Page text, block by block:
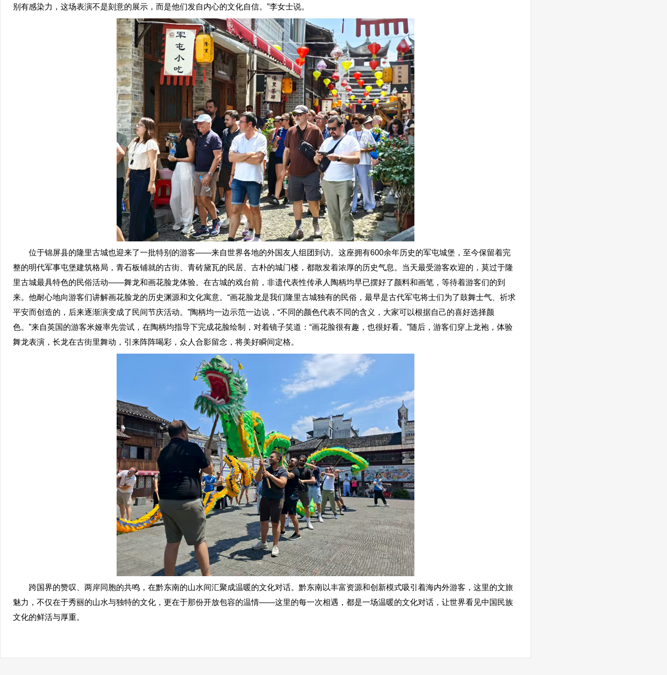
别有感染力，这场表演不是刻意的展示，而是他们发自内心的文化自信。”李女士说。
位于锦屏县的隆里古城也迎来了一批特别的游客——来自世界各地的外国友人组团到访。这座拥有600余年历史的军屯城堡，至今保留着完
整的明代军事屯堡建筑格局，青石板铺就的古街、青砖黛瓦的民居、古朴的城门楼，都散发着浓厚的历史气息。当天最受游客欢迎的，莫过于隆
里古城最具特色的民俗活动——舞龙和画花脸龙体验。在古城的戏台前，非遗代表性传承人陶柄均早已摆好了颜料和画笔，等待着游客们的到
来。他耐心地向游客们讲解画花脸龙的历史渊源和文化寓意。“画花脸龙是我们隆里古城独有的民俗，最早是古代军屯将士们为了鼓舞士气、祈求
平安而创造的，后来逐渐演变成了民间节庆活动。”陶柄均一边示范一边说，“不同的颜色代表不同的含义，大家可以根据自己的喜好选择颜
色。”来自英国的游客米娅率先尝试，在陶柄均指导下完成花脸绘制，对着镜子笑道：“画花脸很有趣，也很好看。”随后，游客们穿上龙袍，体验
舞龙表演，长龙在古街里舞动，引来阵阵喝彩，众人合影留念，将美好瞬间定格。
跨国界的赞叹、两岸同胞的共鸣，在黔东南的山水间汇聚成温暖的文化对话。黔东南以丰富资源和创新模式吸引着海内外游客，这里的文旅
魅力，不仅在于秀丽的山水与独特的文化，更在于那份开放包容的温情——这里的每一次相遇，都是一场温暖的文化对话，让世界看见中国民族
文化的鲜活与厚重。